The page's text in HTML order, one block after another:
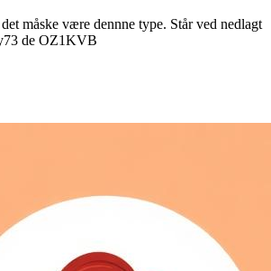
måske være dennne type. Står ved nedlagt
de OZ1KVB